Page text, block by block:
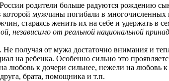
родители больше радуются рождению
которой мужчины погибали в
стараясь женить их на себе и удержать в
независимо от реальной национальной
получая от мужа достаточно внимания и
на ребенка. Особенно сильно это
любовь к дочери сильнее, нежели на любовь
брата, помощника и т.п.